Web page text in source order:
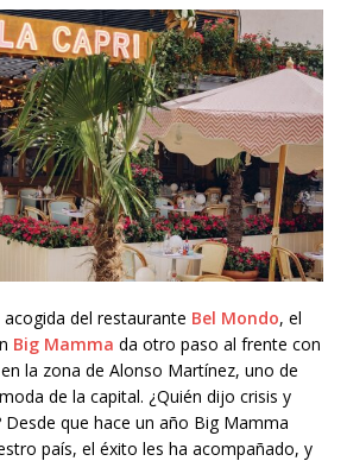
del restaurante Bel Mondo, el
Big Mamma da otro paso al frente con
la zona de Alonso Martínez, uno de
de la capital. ¿Quién dijo crisis y
que hace un año Big Mamma
país, el éxito les ha acompañado, y